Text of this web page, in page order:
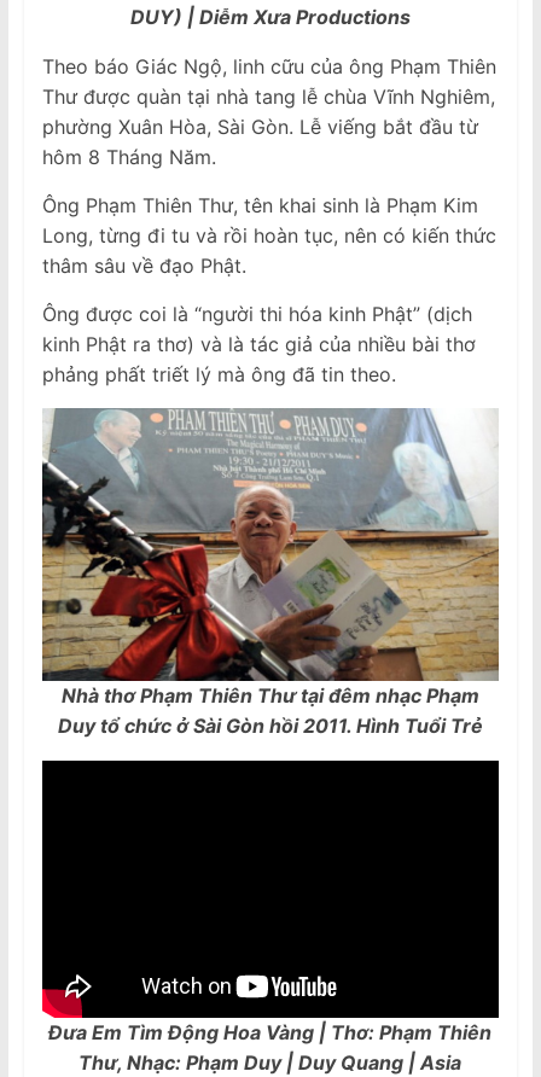
DUY) | Diễm Xưa Productions
Theo báo Giác Ngộ, linh cữu của ông Phạm Thiên
Thư được quàn tại nhà tang lễ chùa Vĩnh Nghiêm,
phường Xuân Hòa, Sài Gòn. Lễ viếng bắt đầu từ
hôm 8 Tháng Năm.
Ông Phạm Thiên Thư, tên khai sinh là Phạm Kim
Long, từng đi tu và rồi hoàn tục, nên có kiến thức
thâm sâu về đạo Phật.
Ông được coi là “người thi hóa kinh Phật” (dịch
kinh Phật ra thơ) và là tác giả của nhiều bài thơ
phảng phất triết lý mà ông đã tin theo.
Nhà thơ Phạm Thiên Thư tại đêm nhạc Phạm
Duy tổ chức ở Sài Gòn hồi 2011. Hình Tuổi Trẻ
Đưa Em Tìm Động Hoa Vàng | Thơ: Phạm Thiên
Thư, Nhạc: Phạm Duy | Duy Quang | Asia